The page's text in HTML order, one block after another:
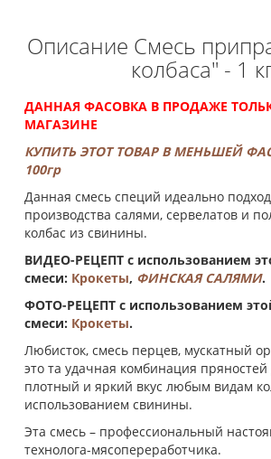
Описание Смесь
колбаса" - 1
ДАННАЯ ФАСОВКА В ПРОДАЖЕ
МАГАЗИНЕ
КУПИТЬ ЭТОТ ТОВАР В МЕНЬШЕЙ
100гр
Данная смесь специй идеально
производства салями, сервелатов и
колбас из свинины.
ВИДЕО-РЕЦЕПТ с использованием
смеси: Крокеты, ФИНСКАЯ САЛЯМИ.
ФОТО-РЕЦЕПТ с использованием
смеси: Крокеты.
Любисток, смесь перцев, мускатный
это та удачная комбинация
плотный и яркий вкус любым видам
использованием свинины.
Эта смесь – профессиональный
технолога-мясопереработчика.